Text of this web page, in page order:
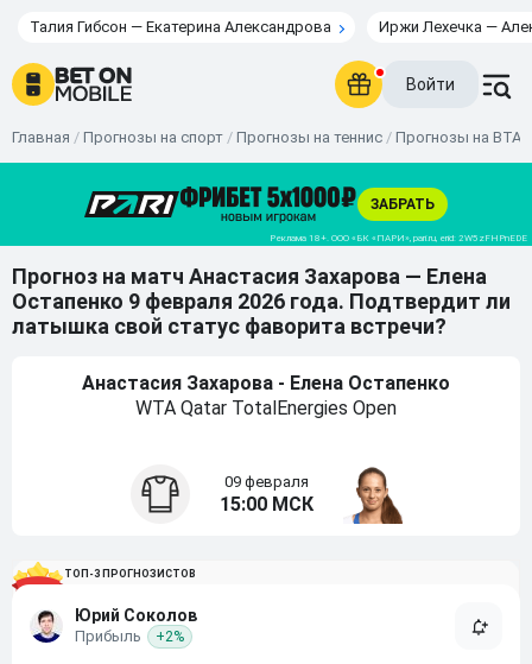
Талия Гибсон — Екатерина Александрова Иржи Лехечка —
Войти
Главная / Прогнозы на спорт / Прогнозы на теннис / Прогнозы на ВТА
Прогноз на матч Анастасия Захарова — Елена
Остапенко 9 февраля 2026 года. Подтвердит ли
латышка свой статус фаворита встречи?
Анастасия Захарова - Елена Остапенко
WTA Qatar TotalEnergies Open
09 февраля
15:00 МСК
ТОП-3 ПРОГНОЗИСТОВ
Юрий Соколов
Прибыль +2%